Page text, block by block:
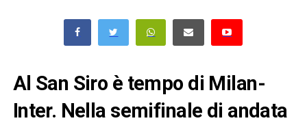
Al San Siro è tempo di Milan-
Inter. Nella semifinale di andata